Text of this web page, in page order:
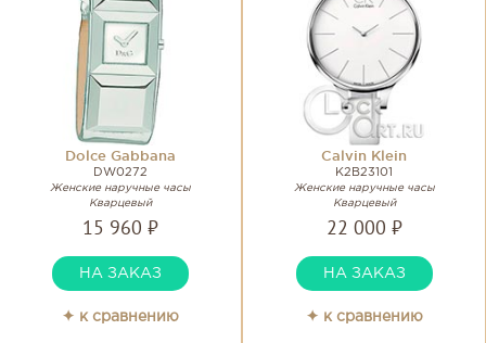
Dolce Gabbana
DW0272
Женские наручные часы
Кварцевый
15 960 ₽
НА ЗАКАЗ
✦ к сравнению
Calvin Klein
K2B23101
Женские наручные часы
Кварцевый
22 000 ₽
НА ЗАКАЗ
✦ к сравнению